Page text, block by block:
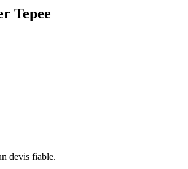
Tepee
devis fiable.